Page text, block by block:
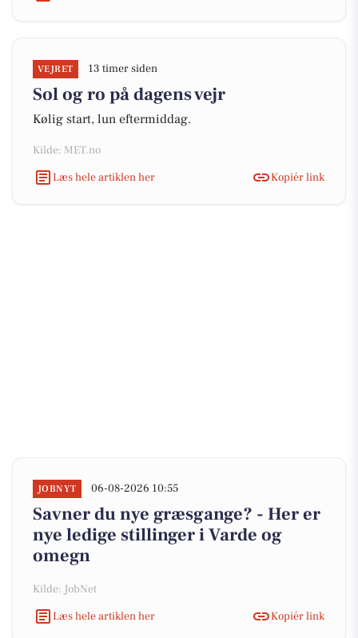
VEJRET 13 timer siden
Sol og ro på dagens vejr
Kølig start, lun eftermiddag.
Kilde: MET.no
Læs hele artiklen her
Kopiér link
JOBNYT 06-08-2026 10:55
Savner du nye græsgange? - Her er
nye ledige stillinger i Varde og
omegn
Kilde: JobNet
Læs hele artiklen her
Kopiér link